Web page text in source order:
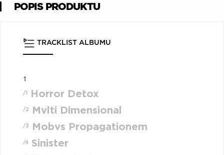
POPIS PRODUKTU
TRACKLIST ALBUMU
1
/1 Horror Detox
/2 Mvlti Dimensional
/3 Mobvs Propagationem
/4 Sinister